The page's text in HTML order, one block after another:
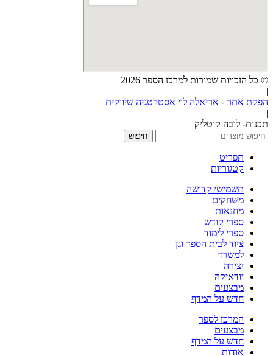
© כל הזכויות שמורות למרכז הספר 2026
|
הפקת אתר - אריאלה לוי אסטרטגיה שיווקית
|
תכנות- לובה קוטליק
חיפוש
תפריט
קטגוריות
תשמישי קדושה
משחקים
מחנאות
ספרי קודש
ספרי לימוד
ציוד לבית הספר וגן
למשרד
יצירה
יודאיקה
מבצעים
חדש על המדף
המרכז לספר
מבצעים
חדש על המדף
אודות